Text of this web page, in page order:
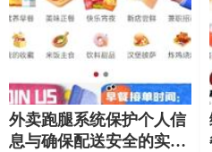
外卖跑腿系统保护个人信
息与确保配送安全的实用